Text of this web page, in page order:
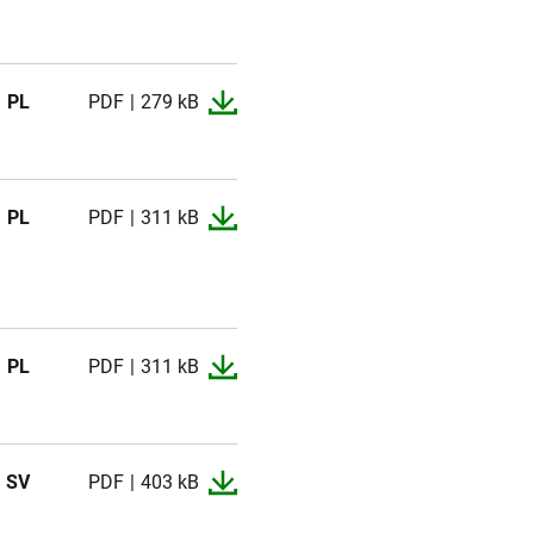
PL PDF 279 kB
PL PDF 311 kB
PL PDF 311 kB
SV PDF 403 kB